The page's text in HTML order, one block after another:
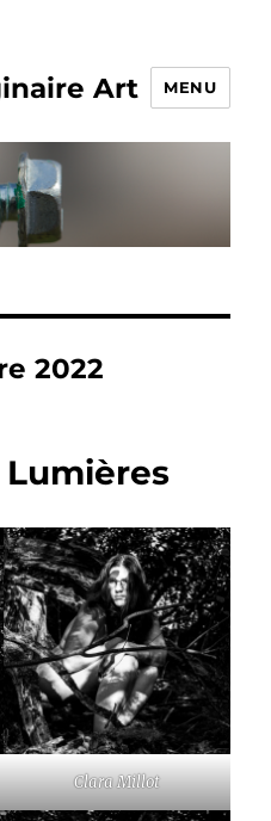
Art MENU
2022
Lumières
Clara Millot